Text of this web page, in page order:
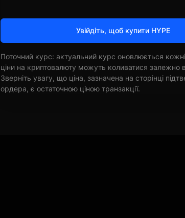
Увійдіть, щоб купити HYPE
Поточний курс: актуальний курс оновлюється кожні
ціни на криптовалюту можуть коливатися залежно
Зверніть увагу, що ціна, зазначена на сторінці
ордера, є остаточною ціною транзакції.